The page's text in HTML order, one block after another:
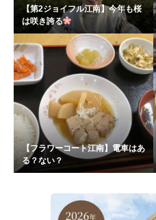
【第2ジョイフル江南】今年も桜
は咲き誇る
【フラワーコート江南】電車はあ
る？ない？